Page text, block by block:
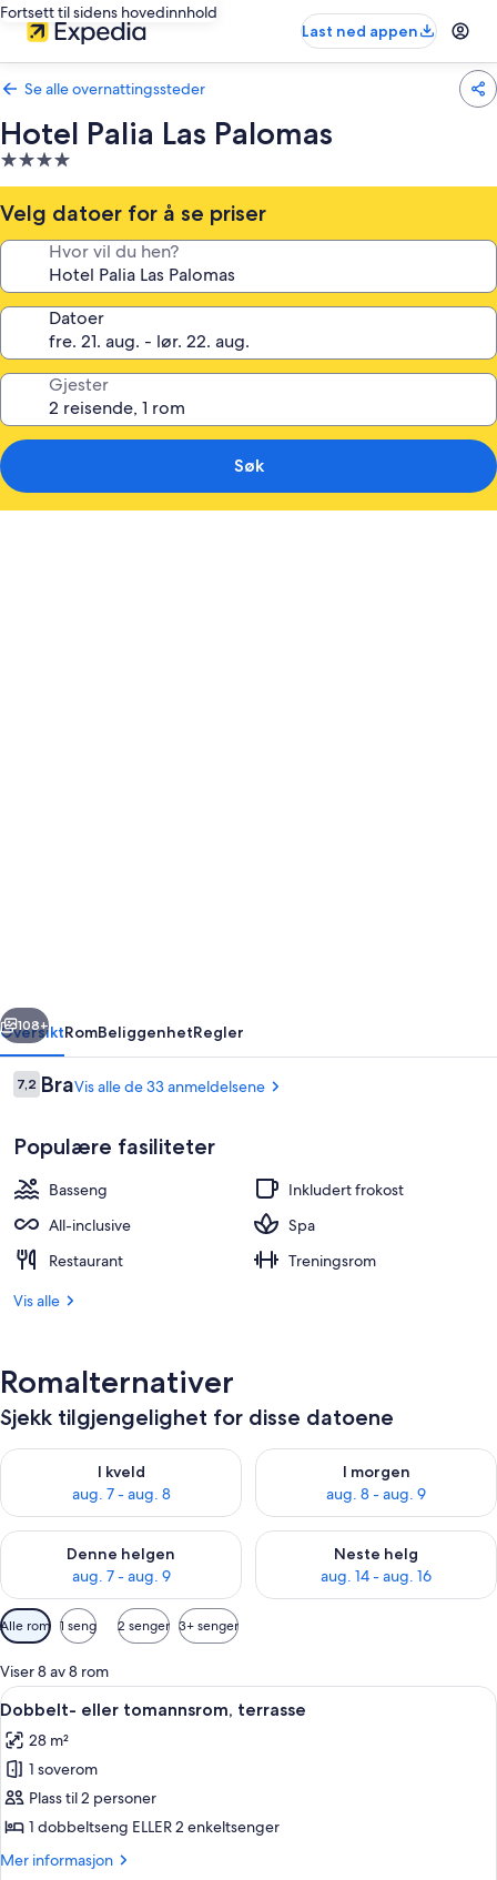
Fortsett til sidens hovedinnhold
Last ned appen
Se alle overnattingssteder
Hotel Palia Las Palomas
Overnattingssted
med
4.0
stjerner
Velg datoer for å se priser
Hvor vil du hen?
Datoer
Gjester
Søk
Nær stranden
Neste
108+
OversiktRomBeliggenhetRegler
Anmeldelser
7,27,2 av 10 –
BraVis alle de 33 anmeldelsene
Populære fasiliteter
Basseng
Inkludert frokost
All-inclusive
Spa
Restaurant
Treningsrom
Vis alle
Romalternativer
Sjekk tilgjengelighet for disse datoene
I kveld
aug. 7 - aug. 8
Sjekk tilgjengelighet for i kveld, aug. 7 - aug. 8
I morgen
aug. 8 - aug. 9
Sjekk tilgjengelighet for i
Denne helgen
aug. 7 - aug. 9
Sjekk tilgjengelighet for denne helgen, aug. 7 - aug. 9
Neste helg
aug. 14 - aug. 16
Sjekk tilgjengelighet for neste
Tilgjengelige
filtre
for
rom
Alle rom 1 seng 2 senger 3+ senger
Viser 8 av 8 rom
Åpne
alle
bildene
av
Dobbelt-
eller
tomannsrom,
Safe på rommet, wi-fi (mot et tillegg)
5
Dobbelt- eller tomannsrom, terrasse
28 m²
1 soverom
Plass til 2 personer
1 dobbeltseng ELLER 2 enkeltsenger
Mer informasjon
Mer